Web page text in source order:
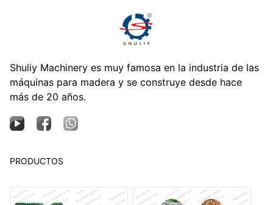
Shuliy Machinery es muy famosa en la industria de las
máquinas para madera y se construye desde hace
más de 20 años.
PRODUCTOS